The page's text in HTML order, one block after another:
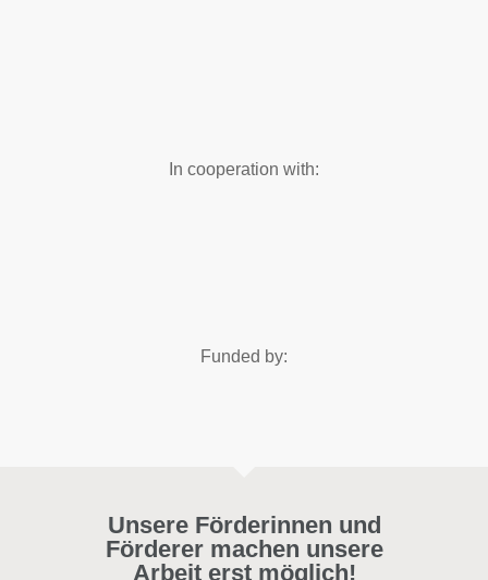
In cooperation with:
Funded by:
Unsere Förderinnen und
Förderer machen unsere
Arbeit erst möglich!